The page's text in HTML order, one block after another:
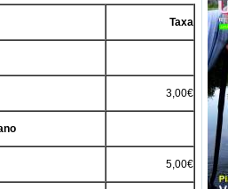
Taxa
3,00€
5,00€